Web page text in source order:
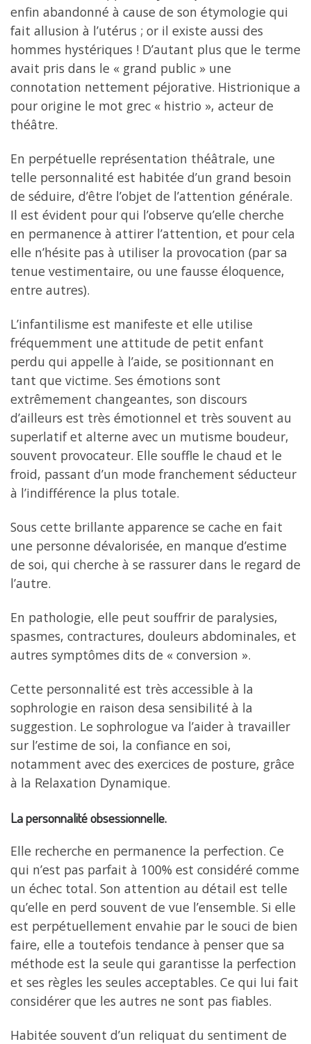
enfin abandonné à cause de son étymologie qui
fait allusion à l’utérus ; or il existe aussi des
hommes hystériques ! D’autant plus que le terme
avait pris dans le « grand public » une
connotation nettement péjorative. Histrionique a
pour origine le mot grec « histrio », acteur de
théâtre.
En perpétuelle représentation théâtrale, une
telle personnalité est habitée d’un grand besoin
de séduire, d’être l’objet de l’attention générale.
Il est évident pour qui l’observe qu’elle cherche
en permanence à attirer l’attention, et pour cela
elle n’hésite pas à utiliser la provocation (par sa
tenue vestimentaire, ou une fausse éloquence,
entre autres).
L’infantilisme est manifeste et elle utilise
fréquemment une attitude de petit enfant
perdu qui appelle à l’aide, se positionnant en
tant que victime. Ses émotions sont
extrêmement changeantes, son discours
d’ailleurs est très émotionnel et très souvent au
superlatif et alterne avec un mutisme boudeur,
souvent provocateur. Elle souffle le chaud et le
froid, passant d’un mode franchement séducteur
à l’indifférence la plus totale.
Sous cette brillante apparence se cache en fait
une personne dévalorisée, en manque d’estime
de soi, qui cherche à se rassurer dans le regard de
l’autre.
En pathologie, elle peut souffrir de paralysies,
spasmes, contractures, douleurs abdominales, et
autres symptômes dits de « conversion ».
Cette personnalité est très accessible à la
sophrologie en raison desa sensibilité à la
suggestion. Le sophrologue va l’aider à travailler
sur l’estime de soi, la confiance en soi,
notamment avec des exercices de posture, grâce
à la Relaxation Dynamique.
La personnalité obsessionnelle.
Elle recherche en permanence la perfection. Ce
qui n’est pas parfait à 100% est considéré comme
un échec total. Son attention au détail est telle
qu’elle en perd souvent de vue l’ensemble. Si elle
est perpétuellement envahie par le souci de bien
faire, elle a toutefois tendance à penser que sa
méthode est la seule qui garantisse la perfection
et ses règles les seules acceptables. Ce qui lui fait
considérer que les autres ne sont pas fiables.
Habitée souvent d’un reliquat du sentiment de